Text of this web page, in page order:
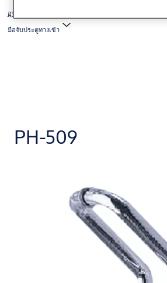
อุปกรณ์ตกแต่งบานประตู และอุปกรณ์ฮาร์ดแวร์
มือจับประตูทางเข้า
PH-509